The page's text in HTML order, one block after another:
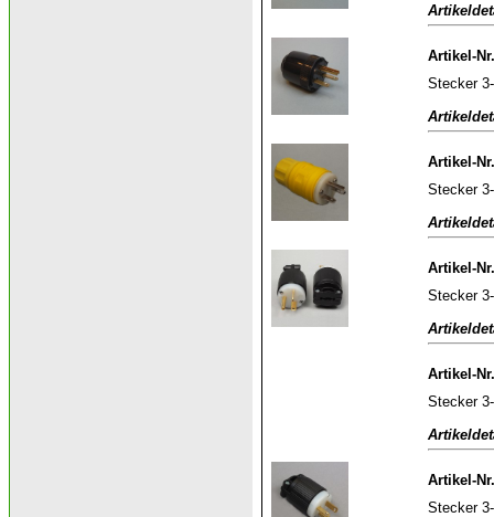
Artikel-
Stecker
Artikel-
Stecker
Artikel-
Stecker
Artikel-
Stecker
Artikel-
Stecker